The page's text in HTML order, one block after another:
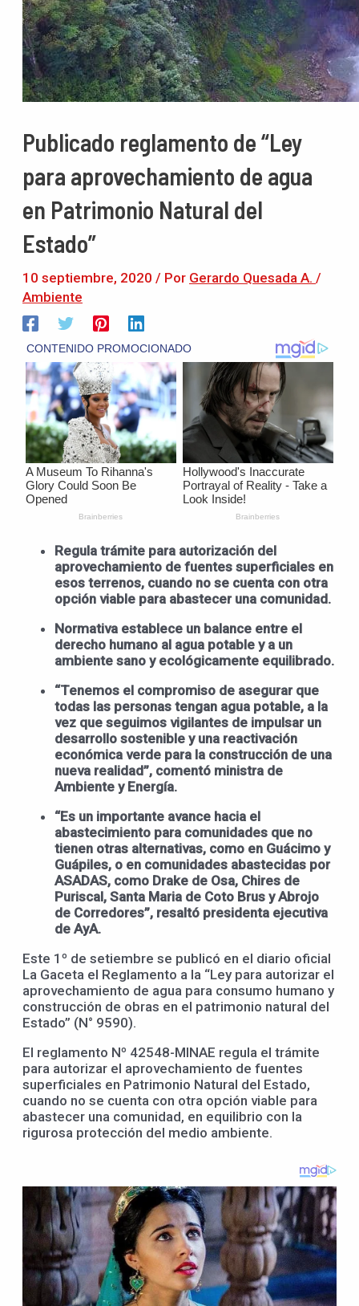
Publicado reglamento de “Ley
para aprovechamiento de agua
en Patrimonio Natural del
Estado”
10 septiembre, 2020 / Por Gerardo Quesada A. /
Ambiente
Regula trámite para autorización del
aprovechamiento de fuentes superficiales en
esos terrenos, cuando no se cuenta con otra
opción viable para abastecer una comunidad.
Normativa establece un balance entre el
derecho humano al agua potable y a un
ambiente sano y ecológicamente equilibrado.
“Tenemos el compromiso de asegurar que
todas las personas tengan agua potable, a la
vez que seguimos vigilantes de impulsar un
desarrollo sostenible y una reactivación
económica verde para la construcción de una
nueva realidad”, comentó ministra de
Ambiente y Energía.
“Es un importante avance hacia el
abastecimiento para comunidades que no
tienen otras alternativas, como en Guácimo y
Guápiles, o en comunidades abastecidas por
ASADAS, como Drake de Osa, Chires de
Puriscal, Santa Maria de Coto Brus y Abrojo
de Corredores”, resaltó presidenta ejecutiva
de AyA.
Este 1º de setiembre se publicó en el diario oficial
La Gaceta el Reglamento a la “Ley para autorizar el
aprovechamiento de agua para consumo humano y
construcción de obras en el patrimonio natural del
Estado” (N° 9590).
El reglamento Nº 42548-MINAE regula el trámite
para autorizar el aprovechamiento de fuentes
superficiales en Patrimonio Natural del Estado,
cuando no se cuenta con otra opción viable para
abastecer una comunidad, en equilibrio con la
rigurosa protección del medio ambiente.